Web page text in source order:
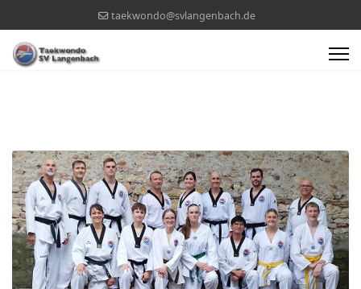
taekwondo@svlangenbach.de